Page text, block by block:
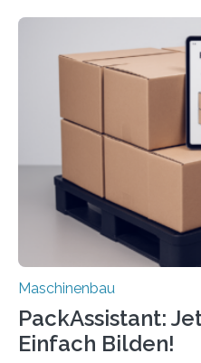
Die zugrunde liegende
anderen Maschinen
umzurüsten ist ein Job für
Maschine faltet in
Landkarten und vieles
Exemplare pro Stunde. Je
Auftrag kann das
Maschinenbau
PackAssistant:
Einfach Bilden!